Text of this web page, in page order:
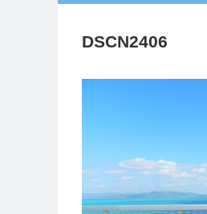
DSCN2406